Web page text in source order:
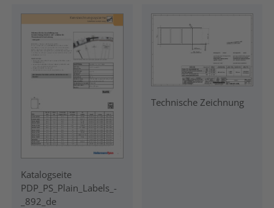
Katalogseite
PDP_PS_Plain_Labels_-
_892_de
Technische Zeichnung